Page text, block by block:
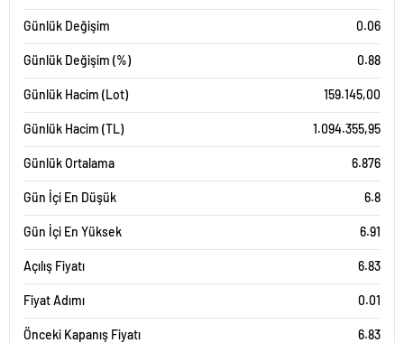
Günlük Değişim 0.06
Günlük Değişim (%) 0.88
Günlük Hacim (Lot) 159.145,00
Günlük Hacim (TL) 1.094.355,95
Günlük Ortalama 6.876
Gün İçi En Düşük 6.8
Gün İçi En Yüksek 6.91
Açılış Fiyatı 6.83
Fiyat Adımı 0.01
Önceki Kapanış Fiyatı 6.83